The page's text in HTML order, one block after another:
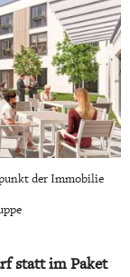
der Immobilie
statt im Paket